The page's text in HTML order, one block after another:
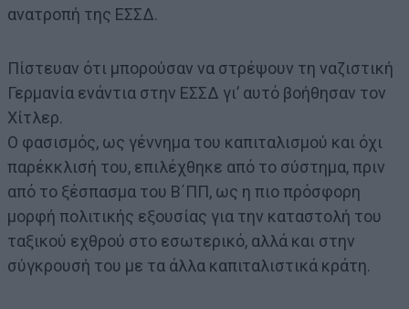
ανατροπή της ΕΣΣΔ.
Πίστευαν ότι μπορούσαν να στρέψουν τη ναζιστική
Γερμανία ενάντια στην ΕΣΣΔ γι’ αυτό βοήθησαν τον
Χίτλερ.
Ο φασισμός, ως γέννημα του καπιταλισμού και όχι
παρέκκλισή του, επιλέχθηκε από το σύστημα, πριν
από το ξέσπασμα του Β΄ΠΠ, ως η πιο πρόσφορη
μορφή πολιτικής εξουσίας για την καταστολή του
ταξικού εχθρού στο εσωτερικό, αλλά και στην
σύγκρουσή του με τα άλλα καπιταλιστικά κράτη.